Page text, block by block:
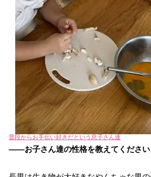
普段からお手伝い好きだという息子さん達
――お子さん達の性格を教えてください